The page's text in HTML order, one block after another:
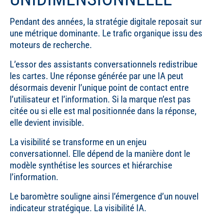
Pendant des années, la stratégie digitale reposait sur
une métrique dominante. Le trafic organique issu des
moteurs de recherche.
L’essor des assistants conversationnels redistribue
les cartes. Une réponse générée par une IA peut
désormais devenir l’unique point de contact entre
l’utilisateur et l’information. Si la marque n’est pas
citée ou si elle est mal positionnée dans la réponse,
elle devient invisible.
La visibilité se transforme en un enjeu
conversationnel. Elle dépend de la manière dont le
modèle synthétise les sources et hiérarchise
l’information.
Le baromètre souligne ainsi l’émergence d’un nouvel
indicateur stratégique. La visibilité IA.